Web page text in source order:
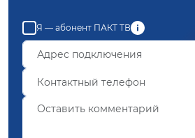
Я — абонент ПАКТ ТВ